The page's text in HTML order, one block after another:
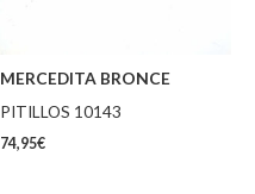
MERCEDITA BRONCE
PITILLOS 10143
74,95€